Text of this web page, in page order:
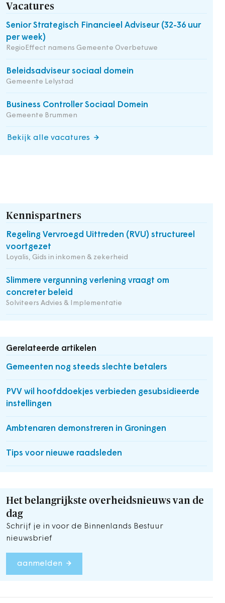
Vacatures
Senior Strategisch Financieel Adviseur (32-36 uur
per week)
RegioEffect namens Gemeente Overbetuwe
Beleidsadviseur sociaal domein
Gemeente Lelystad
Business Controller Sociaal Domein
Gemeente Brummen
Bekijk alle vacatures
Kennispartners
Regeling Vervroegd Uittreden (RVU) structureel
voortgezet
Loyalis, Gids in inkomen & zekerheid
Slimmere vergunning verlening vraagt om
concreter beleid
Solviteers Advies & Implementatie
Gerelateerde artikelen
Gemeenten nog steeds slechte betalers
PVV wil hoofddoekjes verbieden gesubsidieerde
instellingen
Ambtenaren demonstreren in Groningen
Tips voor nieuwe raadsleden
Het belangrijkste overheidsnieuws van de
dag
Schrijf je in voor de Binnenlands Bestuur
nieuwsbrief
aanmelden